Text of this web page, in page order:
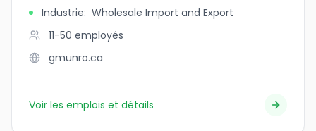
Industrie: Wholesale Import and Export
11-50 employés
gmunro.ca
Voir les emplois et détails